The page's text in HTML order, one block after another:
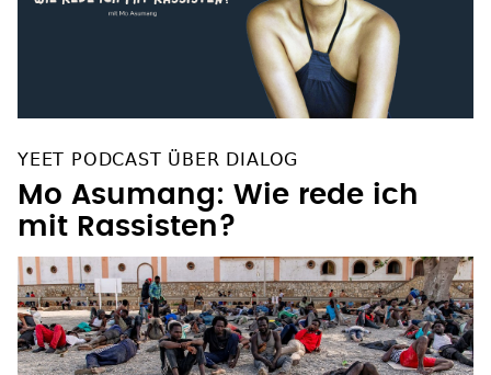
YEET PODCAST ÜBER DIALOG
Mo Asumang: Wie rede ich
mit Rassisten?